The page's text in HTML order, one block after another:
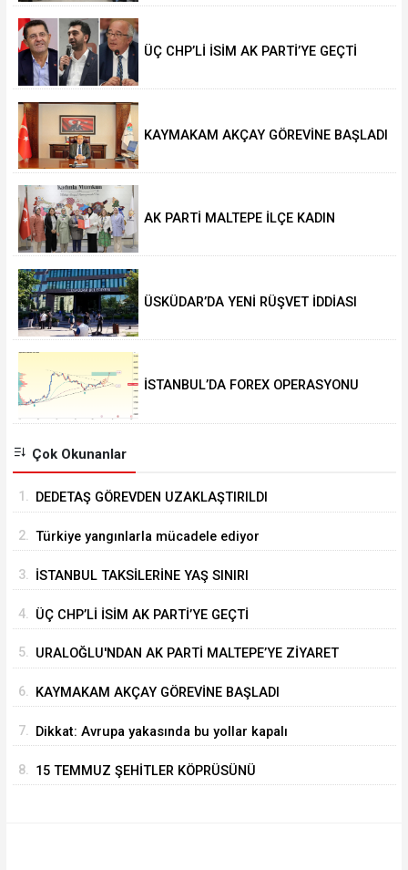
ÜÇ CHP’Lİ İSİM AK PARTİ’YE GEÇTİ
KAYMAKAM AKÇAY GÖREVİNE BAŞLADI
AK PARTİ MALTEPE İLÇE KADIN
ÜSKÜDAR’DA YENİ RÜŞVET İDDİASI
İSTANBUL’DA FOREX OPERASYONU
Çok Okunanlar
1. DEDETAŞ GÖREVDEN UZAKLAŞTIRILDI
2. Türkiye yangınlarla mücadele ediyor
3. İSTANBUL TAKSİLERİNE YAŞ SINIRI
4. ÜÇ CHP’Lİ İSİM AK PARTİ’YE GEÇTİ
5. URALOĞLU'NDAN AK PARTİ MALTEPE’YE ZİYARET
6. KAYMAKAM AKÇAY GÖREVİNE BAŞLADI
7. Dikkat: Avrupa yakasında bu yollar kapalı
8. 15 TEMMUZ ŞEHİTLER KÖPRÜSÜNÜ